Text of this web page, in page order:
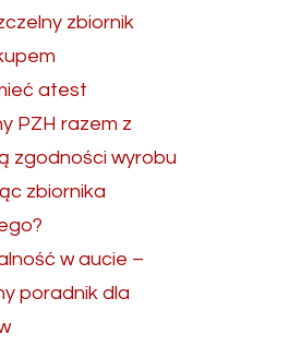
zbiornik
atest
PZH razem z
zgodności wyrobu
zbiornika
w aucie –
poradnik dla